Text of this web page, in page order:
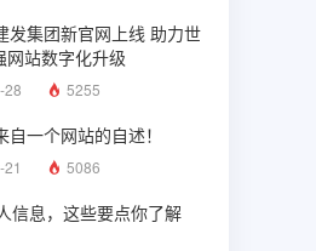
发集团新官网上线 助力世
网站数字化升级
28 5255
自一个网站的自述！
5086
信息，这些要点你了解